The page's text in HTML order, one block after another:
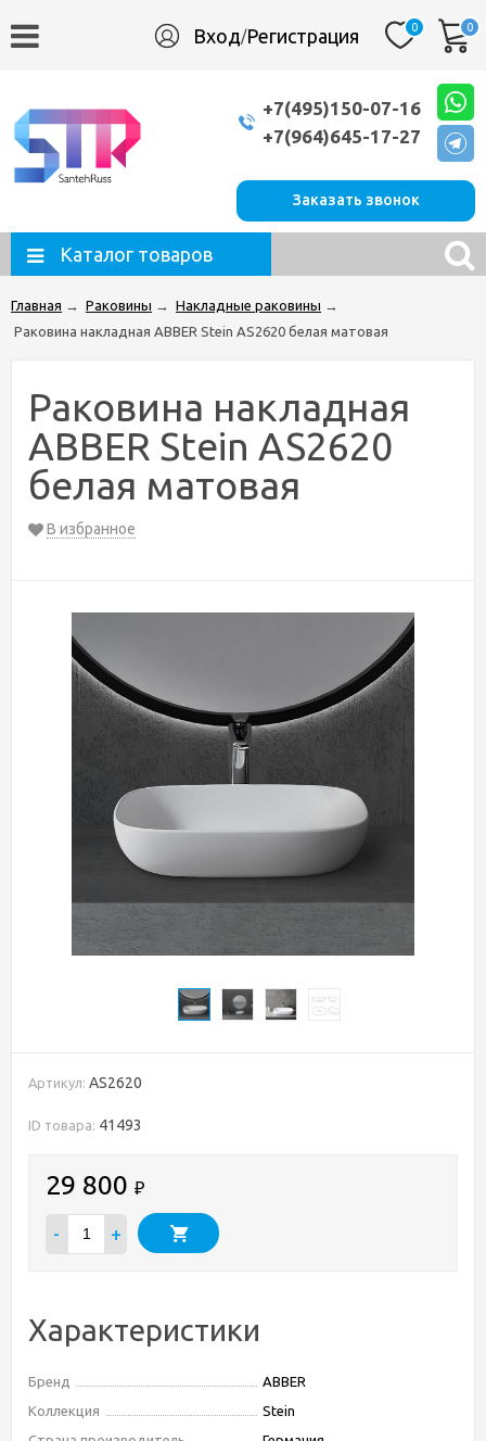
Вход/Регистрация 0 0
+7(495)150-07-16
+7(964)645-17-27
Заказать звонок
Каталог товаров
Главная → Раковины → Накладные раковины →
Раковина накладная ABBER Stein AS2620 белая матовая
Раковина накладная
ABBER Stein AS2620
белая матовая
В избранное
Артикул: AS2620
ID товара: 41493
29 800 ₽
- +
Характеристики
Бренд
ABBER
Коллекция
Stein